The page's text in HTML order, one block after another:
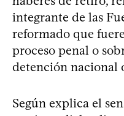
integrante de las
reformado que
proceso penal o
detención nacional
Según explica el